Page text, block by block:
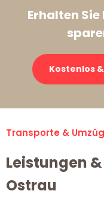
Erhalten Sie
Kostenlos
Transporte &
Leistungen
Ostrau